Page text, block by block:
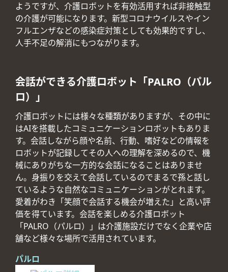
ようですが、介護ロボットを有効活用すれば非接触型
の介護が可能になります。新型コロナウイルスやイン
フルエンザなどの感染症対策としても効果的ですし、
人手不足の解消にもつながります。
会話ができる介護ロボット「PALRO（パル
ロ）」
介護ロボットには様々な種類がありますが、その中に
はAIを搭載したコミュニケーションロボットもありま
す。会話しながら顔や名前、行動、嗜好などの情報を
ロボットが記録してその人への理解を深めるので、機
械にありがちな一方的な会話になることはありませ
ん。身振りを交えて会話しているのでまるで孫と話し
ているような自然なコミュニケーションがとれます。
愛着がわき「笑顔で会話する機会が増えた」と高い評
価を得ています。会話を楽しめる介護ロボット
「PALRO（パルロ）」は介護施設だけでなく企業や店
舗など様々な場所で活用されています。
パルロ